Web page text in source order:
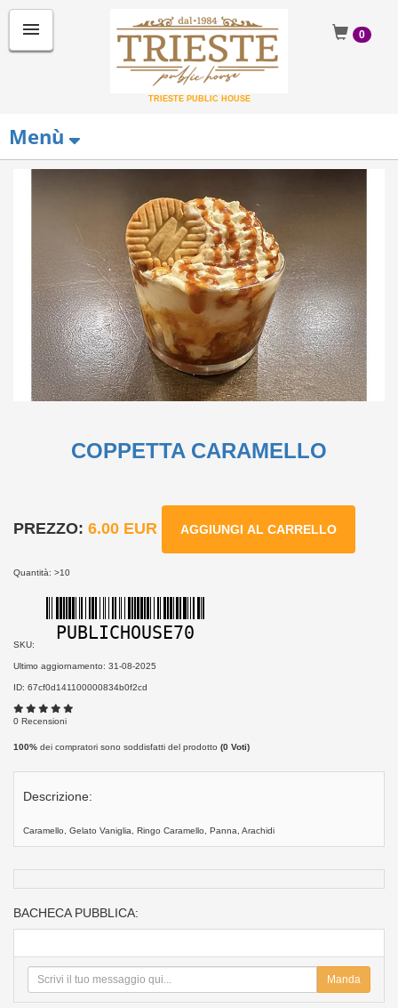
menu 0
TRIESTE PUBLIC HOUSE
Menù
COPPETTA CARAMELLO
PREZZO: 6.00 EUR AGGIUNGI AL CARRELLO
Quantità: >10
SKU:
PUBLICHOUSE70
Ultimo aggiornamento: 31-08-2025
ID: 67cf0d141100000834b0f2cd
0 Recensioni
100% dei compratori sono soddisfatti del prodotto (0 Voti)
Descrizione:
Caramello, Gelato Vaniglia, Ringo Caramello, Panna, Arachidi
BACHECA PUBBLICA:
Manda